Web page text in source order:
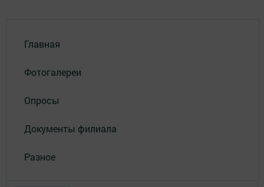
Главная
Фотогалереи
Опросы
Документы филиала
Разное